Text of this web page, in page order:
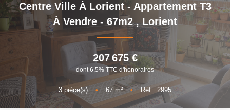
Prestiges
Investisseurs
LOCATIONS
ESTIMATION
Centre Ville À Lorient - Appartement T3
À Vendre - 67m2, Lorient
207 675 €
dont 6,5% TTC d'honoraires
3pièce(s) • 67 m² • Réf : 2995